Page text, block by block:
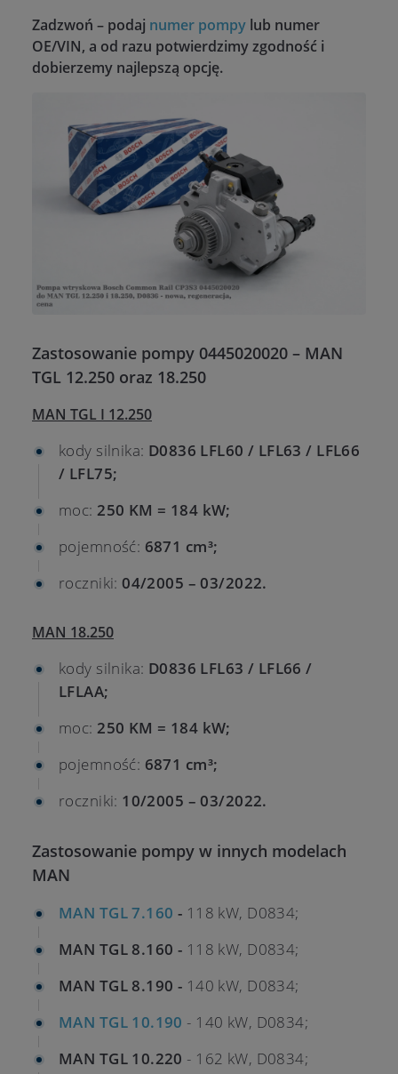
Zadzwoń – podaj numer pompy lub numer
OE/VIN, a od razu potwierdzimy zgodność i
dobierzemy najlepszą opcję.
Zastosowanie pompy 0445020020 – MAN
TGL 12.250 oraz 18.250
MAN TGL I 12.250
kody silnika: D0836 LFL60 / LFL63 / LFL66
/ LFL75;
moc:250 KM = 184 kW;
pojemność: 6871 cm³;
roczniki:04/2005 – 03/2022.
MAN 18.250
kody silnika: D0836 LFL63 / LFL66 /
LFLAA;
moc:250 KM = 184 kW;
pojemność: 6871 cm³;
roczniki: 10/2005 – 03/2022.
Zastosowanie pompy w innych modelach
MAN
MAN TGL 7.160 - 118 kW, D0834;
MAN TGL 8.160 - 118 kW, D0834;
MAN TGL 8.190 - 140 kW, D0834;
MAN TGL 10.190 - 140 kW, D0834;
MAN TGL 10.220 - 162 kW, D0834;